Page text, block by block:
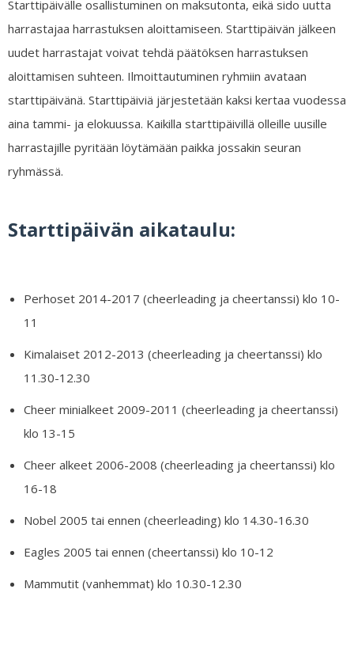
Starttipäivälle osallistuminen on maksutonta, eikä sido uutta
harrastajaa harrastuksen aloittamiseen. Starttipäivän jälkeen
uudet harrastajat voivat tehdä päätöksen harrastuksen
aloittamisen suhteen. Ilmoittautuminen ryhmiin avataan
starttipäivänä. Starttipäiviä järjestetään kaksi kertaa vuodessa
aina tammi- ja elokuussa. Kaikilla starttipäivillä olleille uusille
harrastajille pyritään löytämään paikka jossakin seuran
ryhmässä.
Starttipäivän aikataulu:
Perhoset 2014-2017 (cheerleading ja cheertanssi) klo 10-
11
Kimalaiset 2012-2013 (cheerleading ja cheertanssi) klo
11.30-12.30
Cheer minialkeet 2009-2011 (cheerleading ja cheertanssi)
klo 13-15
Cheer alkeet 2006-2008 (cheerleading ja cheertanssi) klo
16-18
Nobel 2005 tai ennen (cheerleading) klo 14.30-16.30
Eagles 2005 tai ennen (cheertanssi) klo 10-12
Mammutit (vanhemmat) klo 10.30-12.30